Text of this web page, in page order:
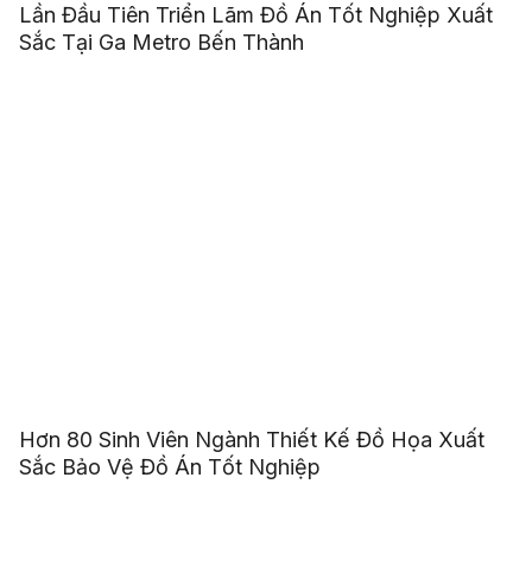
Lần Đầu Tiên Triển Lãm Đồ Án Tốt Nghiệp Xuất
Sắc Tại Ga Metro Bến Thành
Hơn 80 Sinh Viên Ngành Thiết Kế Đồ Họa Xuất
Sắc Bảo Vệ Đồ Án Tốt Nghiệp